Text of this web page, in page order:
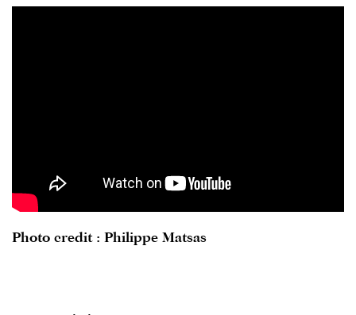
Photo credit : Philippe Matsas